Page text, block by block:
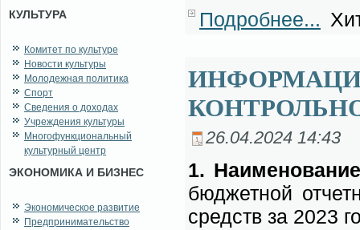
КУЛЬТУРА
Комитет по культуре
Новости культуры
Молодежная политика
Спорт
Сведения о доходах
Учреждения культуры
Многофункциональный
культурный центр
ЭКОНОМИКА И БИЗНЕС
Экономическое развитие
Предпринимательство
Подробнее...
26.04.2024 14:43
1.
бюд­жет­ной
средств за 2023